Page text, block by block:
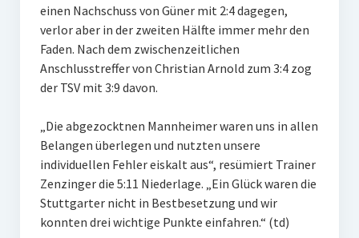
einen Nachschuss von Güner mit 2:4 dagegen,
verlor aber in der zweiten Hälfte immer mehr den
Faden. Nach dem zwischenzeitlichen
Anschlusstreffer von Christian Arnold zum 3:4 zog
der TSV mit 3:9 davon.
„Die abgezocktnen Mannheimer waren uns in allen
Belangen überlegen und nutzten unsere
individuellen Fehler eiskalt aus“, resümiert Trainer
Zenzinger die 5:11 Niederlage. „Ein Glück waren die
Stuttgarter nicht in Bestbesetzung und wir
konnten drei wichtige Punkte einfahren.“ (td)